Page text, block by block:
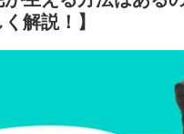
解説！】